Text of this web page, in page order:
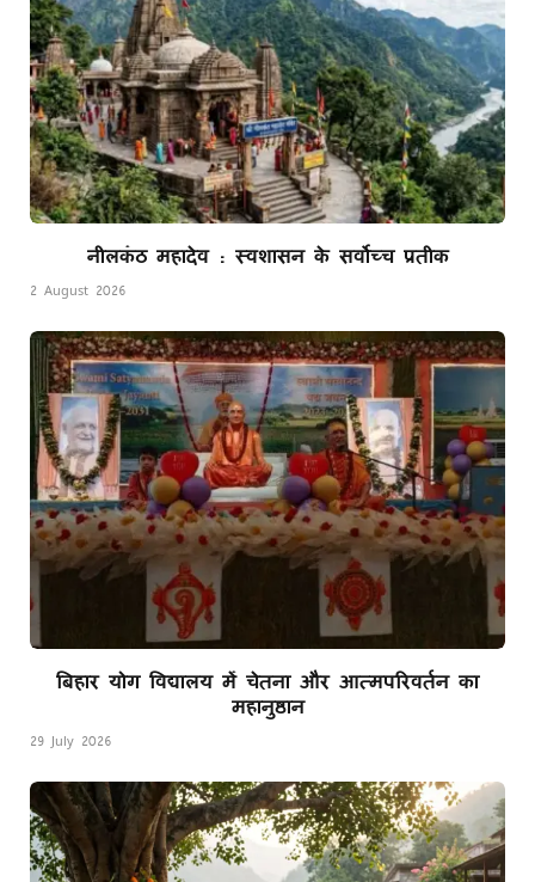
नीलकंठ महादेव : स्वशासन के सर्वोच्च प्रतीक
2 August 2026
बिहार योग विद्यालय में चेतना और आत्मपरिवर्तन का
महानुष्ठान
29 July 2026